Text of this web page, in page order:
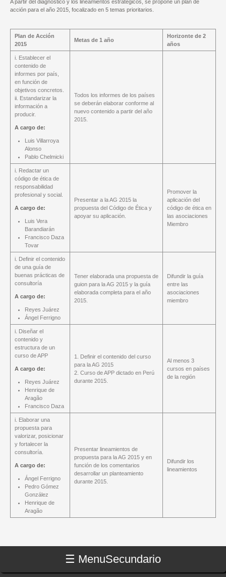
A partir del diagnóstico y los lineamientos estratégicos, se propone un plan de
acción para el año 2015, focalizado en 5 temas prioritarios.
Plan de Acción
2015
Metas de 1 año
Horizonte de 2
años
i. Establecer el
contenido de
informes por país,
en función de
objetivos concretos.
ii. Estandarizar la
información a
producir.
A cargo de:
Luis Villarroya
Alonso
Pablo Chelmicki
Todos los informes de los países
se deberán elaborar conforme al
nuevo contenido a partir del año
2015.
i. Redactar un
código de ética de
responsabilidad
profesional y social.
A cargo de:
Luis Vera
Barandiarán
Francisco Daza
Tovar
Presentar a la AG 2015 la
propuesta del Código de Ética y
apoyar su aplicación.
Promover la
aplicación del
código de ética en
las asociaciones
Miembro
i. Definir el contenido
de una guía de
buenas prácticas de
consultoría
A cargo de:
Reyes Juárez
Ángel Ferrigno
Tener elaborada una propuesta de
guion para la AG 2015 y la guía
elaborada completa para el año
2015.
Difundir la guía
entre las
asociaciones
miembro
i. Diseñar el
contenido y
estructura de un
curso de APP
A cargo de:
Reyes Juárez
Henrique de
Aragão
Francisco Daza
1. Definir el contenido del curso
para la AG 2015
2. Curso de APP dictado en Perú
durante 2015.
Al menos 3
cursos en países
de la región
i. Elaborar una
propuesta para
valorizar, posicionar
y fortalecer la
consultoría.
A cargo de:
Ángel Ferrigno
Pedro Gómez
González
Henrique de
Aragão
Presentar lineamientos de
propuesta para la AG 2015 y en
función de los comentarios
desarrollar un planteamiento
durante 2015.
Difundir los
lineamientos
☰ MenuSecundario